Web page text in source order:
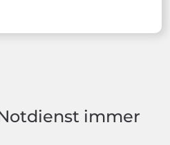
immer